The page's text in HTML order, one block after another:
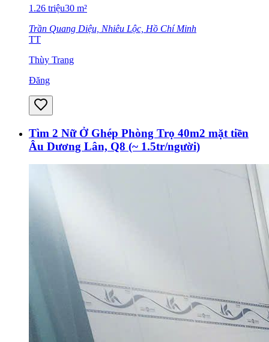
1.26 triệu30 m²
Trần Quang Diệu, Nhiêu Lộc, Hồ Chí Minh
TT
Thùy Trang
Đăng
Tìm 2 Nữ Ở Ghép Phòng Trọ 40m2 mặt tiền
Âu Dương Lân, Q8 (~ 1.5tr/người)